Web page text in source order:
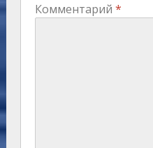
Комментарий *